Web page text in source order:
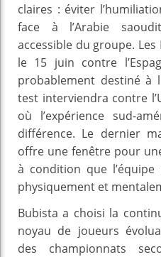
claires : éviter
face à l’Arabie
accessible du groupe.
le 15 juin contre
probablement destiné à
test interviendra contre
où l’expérience sud-
différence. Le dernier
offre une fenêtre pour
à condition que
physiquement et
Bubista a choisi la
noyau de joueurs
des championnats